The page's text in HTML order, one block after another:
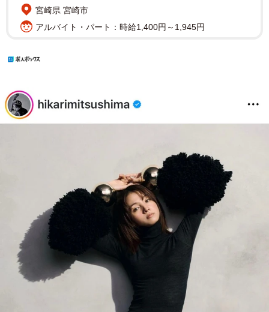
宮崎県 宮崎市
アルバイト・パート：時給1,400円～1,945円